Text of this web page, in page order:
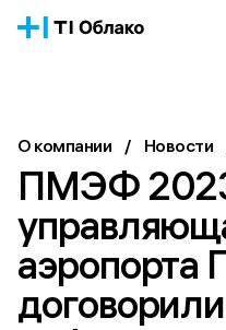
Истории успеха
Блог
Тарифы
Документация
О компании / Новости
ПМЭФ
аэропорта